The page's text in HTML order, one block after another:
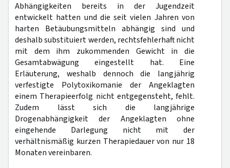
Abhängigkeiten bereits in der Jugendzeit
entwickelt hatten und die seit vielen Jahren von
harten Betäubungsmitteln abhängig sind und
deshalb substituiert werden, rechtsfehlerhaft nicht
mit dem ihm zukommenden Gewicht in die
Gesamtabwägung eingestellt hat. Eine
Erläuterung, weshalb dennoch die langjährig
verfestigte Polytoxikomanie der Angeklagten
einem Therapieerfolg nicht entgegensteht, fehlt.
Zudem lässt sich die langjährige
Drogenabhängigkeit der Angeklagten ohne
eingehende Darlegung nicht mit der
verhältnismäßig kurzen Therapiedauer von nur 18
Monaten vereinbaren.